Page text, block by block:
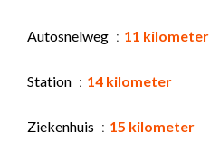
Autosnelweg 11 kilometer
Station 14 kilometer
Ziekenhuis 15 kilometer